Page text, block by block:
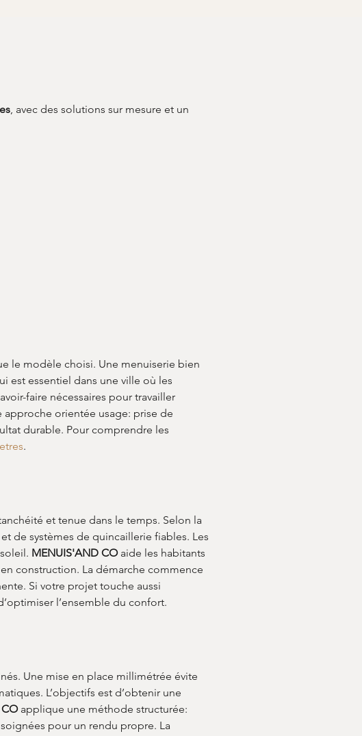
, avec des solutions sur mesure et un
le modèle choisi. Une menuiserie bien
est essentiel dans une ville où les
faire nécessaires pour travailler
approche orientée usage: prise de
durable. Pour comprendre les
.
et tenue dans le temps. Selon la
de systèmes de quincaillerie fiables. Les
MENUIS'AND CO aide les habitants
construction. La démarche commence
Si votre projet touche aussi
l’ensemble du confort.
Une mise en place millimétrée évite
L’objectifs est d’obtenir une
applique une méthode structurée:
pour un rendu propre. La